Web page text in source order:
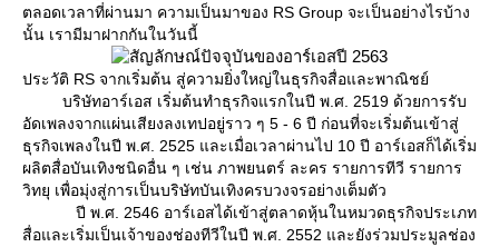
ตลอดเวลาที่ผ่านมา ความเป็นมาของ RS Group จะเป็นอย่างไรบ้าง
นั้น เรามีมาฝากกันในวันนี้
ประวัติ RS จากเริ่มต้น สู่ความยิ่งใหญ่ในธุรกิจสื่อและพาณิชย์
บริษัทอาร์เอส เริ่มต้นทำธุรกิจแรกในปี พ.ศ. 2519 ด้วยการรับ
อัดเพลงจากแผ่นเสียงลงเทปอยู่ราว ๆ 5 - 6 ปี ก่อนที่จะเริ่มต้นเข้าสู่
ธุรกิจเพลงในปี พ.ศ. 2525 และเมื่อเวลาผ่านไป 10 ปี อาร์เอสก็ได้เริ่ม
ผลิตสื่อบันเทิงชนิดอื่น ๆ เช่น ภาพยนตร์ ละคร รายการทีวี รายการ
วิทยุ เพื่อมุ่งสู่การเป็นบริษัทบันเทิงครบวงจรอย่างเต็มตัว
ปี พ.ศ. 2546 อาร์เอสได้เข้าสู่ตลาดหุ้นในหมวดธุรกิจประเภท
สื่อและเริ่มเป็นเจ้าของช่องทีวีในปี พ.ศ. 2552 และยังร่วมประมูลช่อง